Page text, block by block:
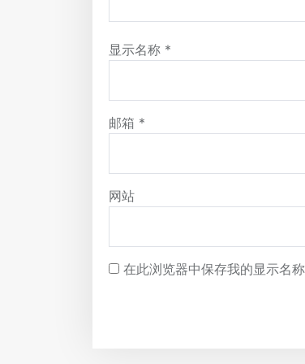
显示名称 *
邮箱 *
网站
在此浏览器中保存我的显示名